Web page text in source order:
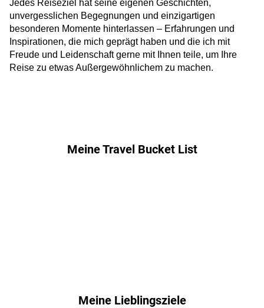
Jedes Reiseziel hat seine eigenen Geschichten,
unvergesslichen Begegnungen und einzigartigen
besonderen Momente hinterlassen – Erfahrungen und
Inspirationen, die mich geprägt haben und die ich mit
Freude und Leidenschaft gerne mit Ihnen teile, um Ihre
Reise zu etwas Außergewöhnlichem zu machen.
Meine Travel Bucket List
Meine Lieblingsziele